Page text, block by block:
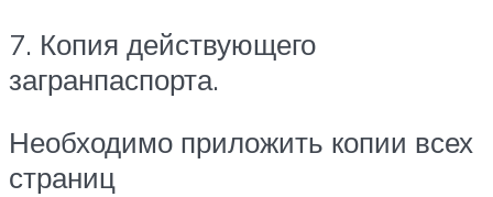
7. Копия действующего
загранпаспорта.
Необходимо приложить копии всех
страниц